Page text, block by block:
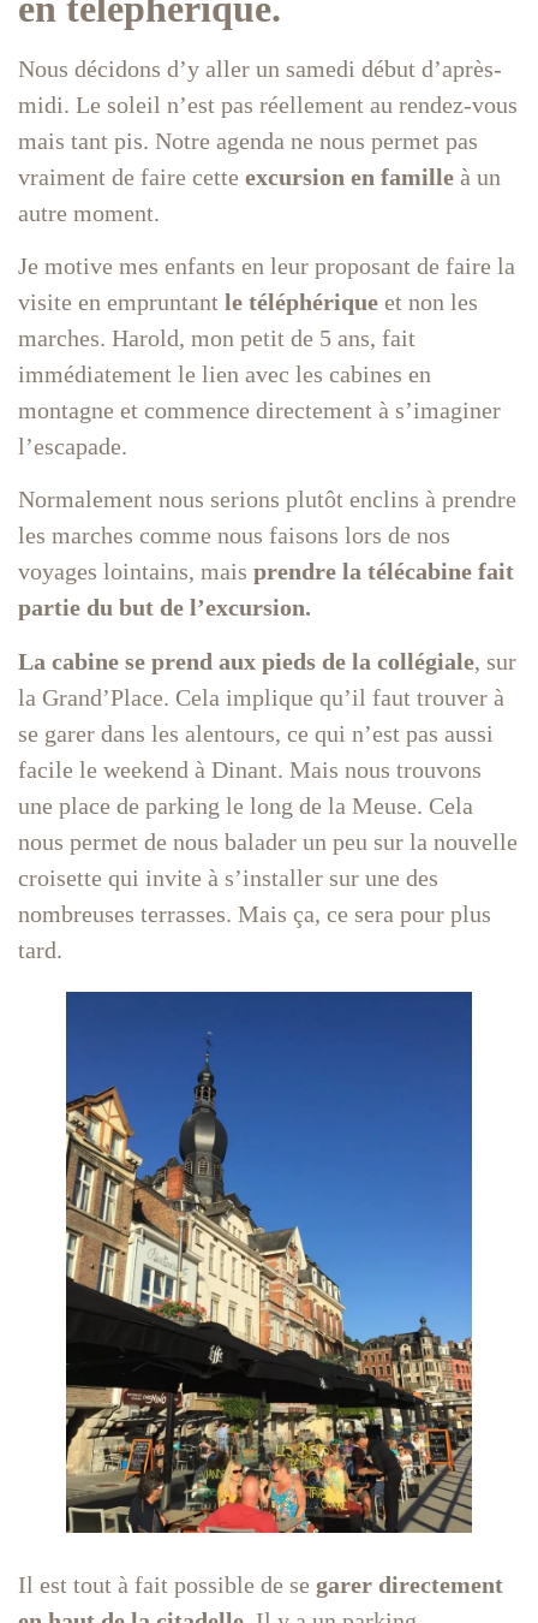
Nous décidons d’y aller un samedi début d’après-
midi. Le soleil n’est pas réellement au rendez-vous
mais tant pis. Notre agenda ne nous permet pas
vraiment de faire cette excursion en famille à un
autre moment.
Je motive mes enfants en leur proposant de faire la
visite en empruntant le téléphérique et non les
marches. Harold, mon petit de 5 ans, fait
immédiatement le lien avec les cabines en
montagne et commence directement à s’imaginer
l’escapade.
Normalement nous serions plutôt enclins à prendre
les marches comme nous faisons lors de nos
voyages lointains, mais prendre la télécabine fait
partie du but de l’excursion.
La cabine se prend aux pieds de la collégiale, sur
la Grand’Place. Cela implique qu’il faut trouver à
se garer dans les alentours, ce qui n’est pas aussi
facile le weekend à Dinant. Mais nous trouvons
une place de parking le long de la Meuse. Cela
nous permet de nous balader un peu sur la nouvelle
croisette qui invite à s’installer sur une des
nombreuses terrasses. Mais ça, ce sera pour plus
tard.
Il est tout à fait possible de se garer directement